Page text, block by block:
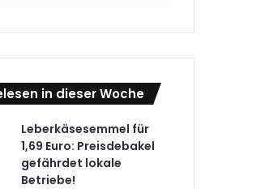
in dieser Woche
Leberkäsesemmel für
1,69 Euro: Preisdebakel
gefährdet lokale
Betriebe!